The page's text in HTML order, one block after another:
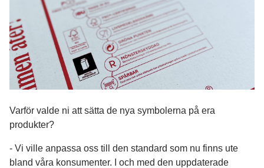
Varför valde ni att sätta de nya symbolerna på era
produkter?
- Vi ville anpassa oss till den standard som nu finns ute
bland våra konsumenter. I och med den uppdaterade